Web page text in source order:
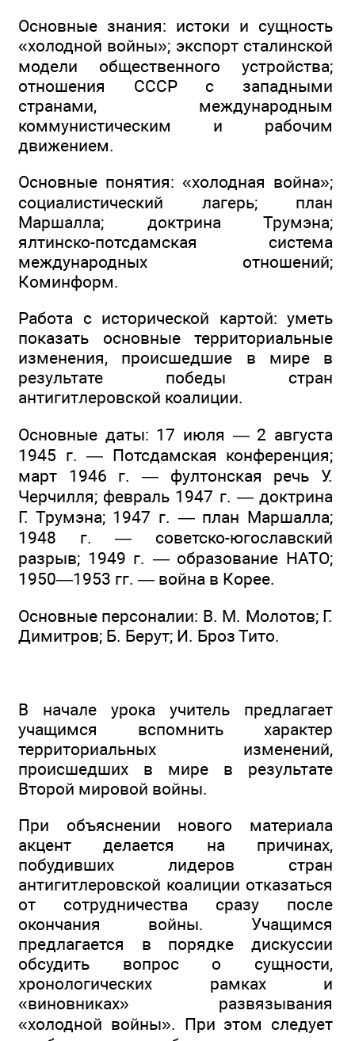
Основные знания: истоки и сущность
«холодной войны»; экспорт сталинской
модели общественного устройства;
отношения СССР с западными
странами, международным
коммунистическим и рабочим
движением.
Основные понятия: «холодная война»;
социалистический лагерь; план
Маршалла; доктрина Трумэна;
ялтинско-потсдамская система
международных отношений;
Коминформ.
Работа с исторической картой: уметь
показать основные территориальные
изменения, происшедшие в мире в
результате победы стран
антигитлеровской коалиции.
Основные даты: 17 июля — 2 августа
1945 г. — Потсдамская конференция;
март 1946 г. — фултонская речь У.
Черчилля; февраль 1947 г. — доктрина
Г. Трумэна; 1947 г. — план Маршалла;
1948 г. — советско-югославский
разрыв; 1949 г. — образование НАТО;
1950—1953 гг. — война в Корее.
Основные персоналии: В. М. Молотов; Г.
Димитров; Б. Берут; И. Броз Тито.
В начале урока учитель предлагает
учащимся вспомнить характер
территориальных изменений,
происшедших в мире в результате
Второй мировой войны.
При объяснении нового материала
акцент делается на причинах,
побудивших лидеров стран
антигитлеровской коалиции отказаться
от сотрудничества сразу после
окончания войны. Учащимся
предлагается в порядке дискуссии
обсудить вопрос о сущности,
хронологических рамках и
«виновниках» развязывания
«холодной войны». При этом следует